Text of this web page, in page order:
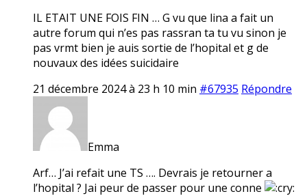
IL ETAIT UNE FOIS FIN … G vu que lina a fait un
autre forum qui n’es pas rassran ta tu vu sinon je
pas vrmt bien je auis sortie de l’hopital et g de
nouvaux des idées suicidaire
21 décembre 2024 à 23 h 10 min #67935 Répondre
Emma
Arf… J’ai refait une TS …. Devrais je retourner a
l’hopital ? Jai peur de passer pour une conne